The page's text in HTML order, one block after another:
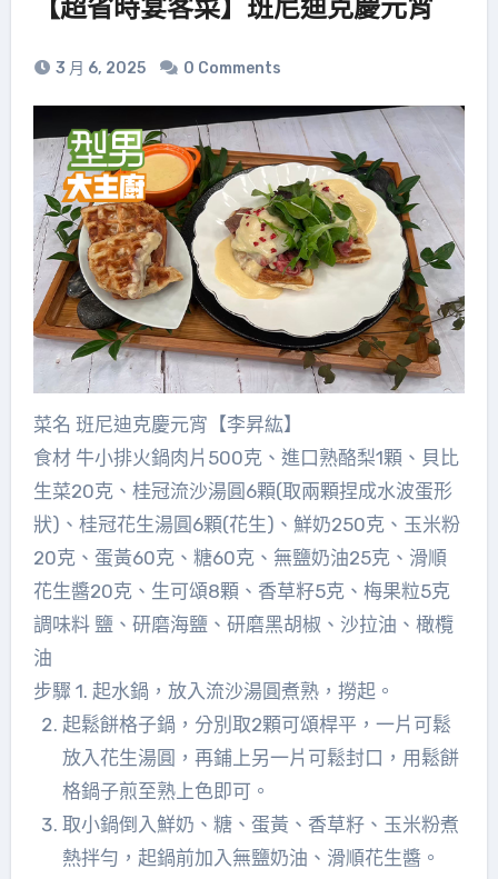
【超省時宴客菜】班尼迪克慶元宵
3 月 6, 2025 0 Comments
菜名 班尼迪克慶元宵【李昇紘】
食材 牛小排火鍋肉片500克、進口熟酪梨1顆、貝比
生菜20克、桂冠流沙湯圓6顆(取兩顆捏成水波蛋形
狀)、桂冠花生湯圓6顆(花生)、鮮奶250克、玉米粉
20克、蛋黃60克、糖60克、無鹽奶油25克、滑順
花生醬20克、生可頌8顆、香草籽5克、梅果粒5克
調味料 鹽、研磨海鹽、研磨黑胡椒、沙拉油、橄欖
油
步驟 1. 起水鍋，放入流沙湯圓煮熟，撈起。
起鬆餅格子鍋，分別取2顆可頌桿平，一片可鬆
放入花生湯圓，再鋪上另一片可鬆封口，用鬆餅
格鍋子煎至熟上色即可。
取小鍋倒入鮮奶、糖、蛋黃、香草籽、玉米粉煮
熱拌勻，起鍋前加入無鹽奶油、滑順花生醬。